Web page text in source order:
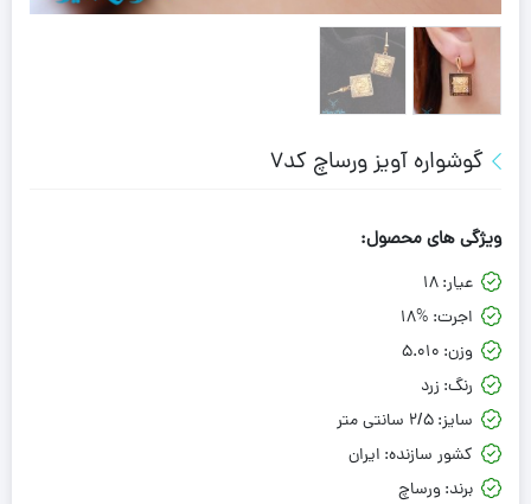
گوشواره آویز ورساچ کد7
ویژگی های محصول:
عیار:18
اجرت: 18%
وزن: 5.010
رنگ: زرد
سایز:2/5 سانتی متر
کشور سازنده: ایران
برند:ورساچ